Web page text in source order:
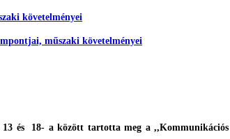
követelményei
műszaki követelményei
és 18- a között tartotta meg a ,,Kommunikációs